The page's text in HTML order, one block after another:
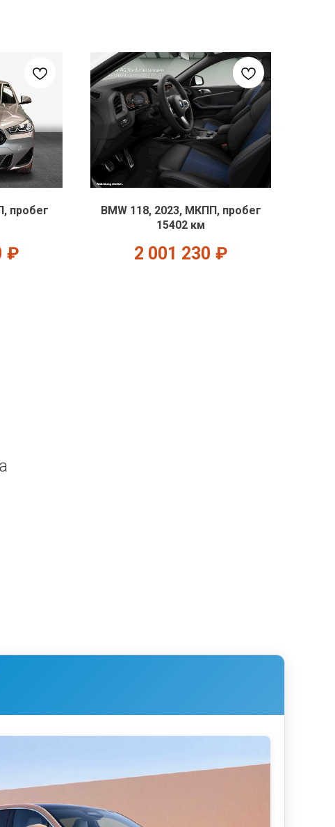
пробег
₽
BMW 118, 2023, МКПП, пробег
15402 км
2 001 230 ₽